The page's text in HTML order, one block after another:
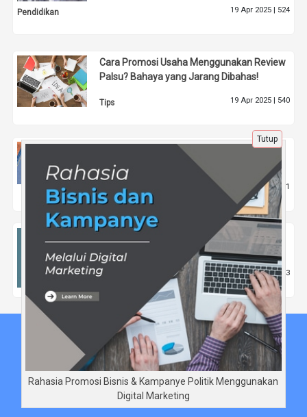
Pendidikan 19 Apr 2025 | 524
Cara Promosi Usaha Menggunakan Review
Palsu? Bahaya yang Jarang Dibahas!
Tips 19 Apr 2025 | 540
Peran Hukum Perusahaan dalam Menjaga
Kepatuhan dan Tata Kelola yang Baik
Nasional 2 Agu 2025 |1751
Tryout Online Sejarah: Menelusuri Sejarah
dan Perkembangannya
Pendidikan 18 Jun 2025 |453
Beranda Tentang Kami
Disclaimer
Copyright © DidinSaripudin.com 2026 - All rights reserved
Tutup
Rahasia Promosi Bisnis & Kampanye Politik Menggunakan
Digital Marketing